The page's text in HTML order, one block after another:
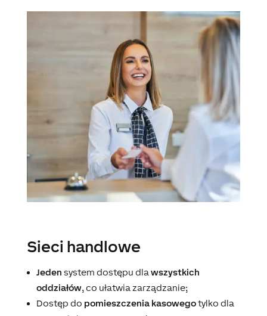
Sieci handlowe
Jeden system dostępu dla wszystkich
oddziałów, co ułatwia zarządzanie;
Dostęp do pomieszczenia kasowegotylko dla